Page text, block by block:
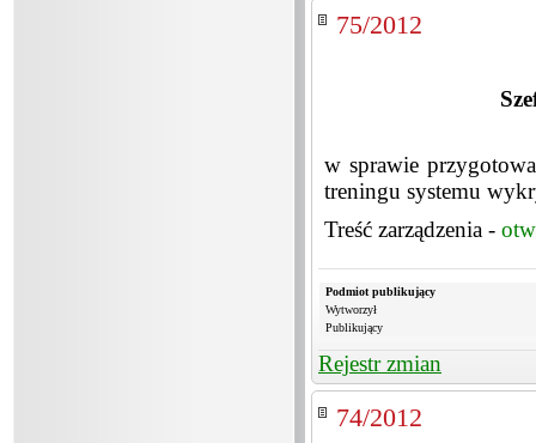
75/2012
w sprawie
treningu systemu
Treść zarządzenia -
Podmiot publikujący
Wytworzył
Publikujący
Rejestr zmian
74/2012